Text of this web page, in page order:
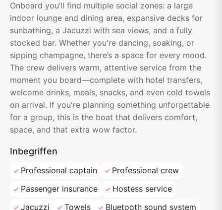
Onboard you’ll find multiple social zones: a large
indoor lounge and dining area, expansive decks for
sunbathing, a Jacuzzi with sea views, and a fully
stocked bar. Whether you're dancing, soaking, or
sipping champagne, there’s a space for every mood.
The crew delivers warm, attentive service from the
moment you board—complete with hotel transfers,
welcome drinks, meals, snacks, and even cold towels
on arrival. If you're planning something unforgettable
for a group, this is the boat that delivers comfort,
space, and that extra wow factor.
Inbegriffen
Professional captain
Professional crew
Passenger insurance
Hostess service
Jacuzzi
Towels
Bluetooth sound system